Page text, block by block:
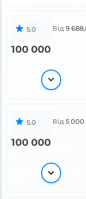
5.0 Від 9
100 000
5.0 Від 5 000
100 000